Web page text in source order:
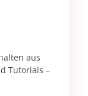
aus
Tutorials –